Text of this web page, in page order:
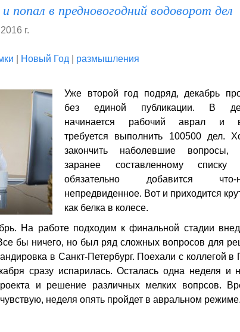
попал в предновогодний водоворот дел
г.
Новый Год
размышления
Уже второй год подряд, декабрь
без единой публикации. В
начинается рабочий аврал и
требуется выполнить 100500 дел.
закончить наболевшие
заранее составленному списку
обязательно добавится что-
непредвиденное. Вот и приходится
как белка в колесе.
На работе подходим к финальной стадии
бы ничего, но был ряд сложных вопросов для
в Санкт-Петербург. Поехали с коллегой в
сразу испарилась. Осталась одна неделя и
и решение различных мелких вопрсов.
неделя опять пройдет в авральном режиме.